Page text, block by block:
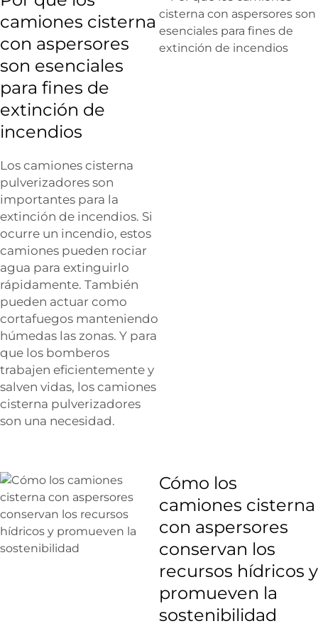
camiones cisterna
con aspersores
son esenciales
para fines de
extinción de
incendios
Los camiones cisterna
pulverizadores son
importantes para la
extinción de incendios. Si
ocurre un incendio, estos
camiones pueden rociar
agua para extinguirlo
rápidamente. También
pueden actuar como
cortafuegos manteniendo
húmedas las zonas. Y para
que los bomberos
trabajen eficientemente y
salven vidas, los camiones
cisterna pulverizadores
son una necesidad.
Cómo los
camiones cisterna
con aspersores
conservan los
recursos hídricos y
promueven la
sostenibilidad